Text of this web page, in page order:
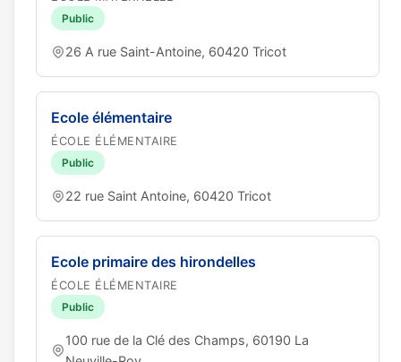
Public
26 A rue Saint-Antoine, 60420 Tricot
Ecole élémentaire
ÉCOLE ÉLÉMENTAIRE
Public
22 rue Saint Antoine, 60420 Tricot
Ecole primaire des hirondelles
ÉCOLE ÉLÉMENTAIRE
Public
100 rue de la Clé des Champs, 60190 La